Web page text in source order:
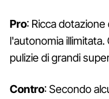
Pro: Ricca
l'autonomia
pulizie di grandi
Contro: Secondo